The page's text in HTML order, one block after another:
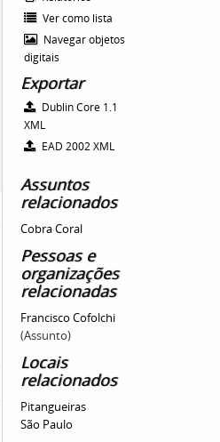
Ver como lista
Navegar objetos
digitais
Exportar
Dublin Core 1.1
XML
EAD 2002 XML
Assuntos
relacionados
Cobra Coral
Pessoas e
organizações
relacionadas
Francisco Cofolchi
(Assunto)
Locais
relacionados
Pitangueiras
São Paulo